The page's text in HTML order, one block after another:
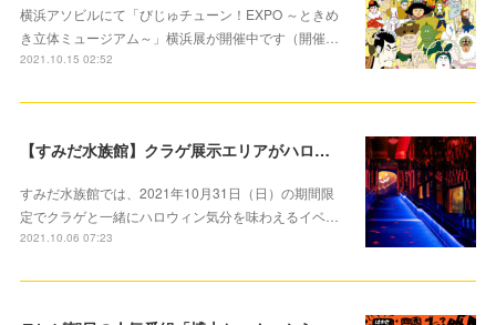
横浜アソビルにて「びじゅチューン！EXPO ～ときめ
き立体ミュージアム～」横浜展が開催中です（開催…
2021.10.15 02:52
【すみだ水族館】クラゲ展示エリアがハロウィンバージョンに！ 「ハロウィン in すみだ水族館」開催中
すみだ水族館では、2021年10月31日（日）の期間限
定でクラゲと一緒にハロウィン気分を味わえるイベ…
2021.10.06 07:23